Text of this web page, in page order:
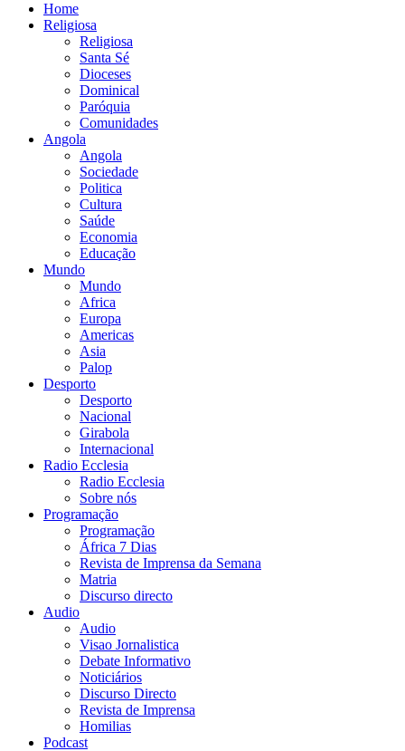
Home
Religiosa
Religiosa
Santa Sé
Dioceses
Dominical
Paróquia
Comunidades
Angola
Angola
Sociedade
Politica
Cultura
Saúde
Economia
Educação
Mundo
Mundo
Africa
Europa
Americas
Asia
Palop
Desporto
Desporto
Nacional
Girabola
Internacional
Radio Ecclesia
Radio Ecclesia
Sobre nós
Programação
Programação
África 7 Dias
Revista de Imprensa da Semana
Matria
Discurso directo
Audio
Audio
Visao Jornalistica
Debate Informativo
Noticiários
Discurso Directo
Revista de Imprensa
Homilias
Podcast